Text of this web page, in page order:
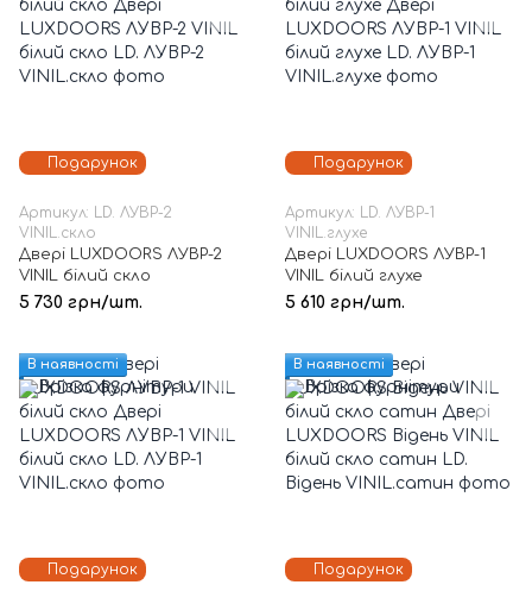
Подарунок
Артикул: LD. ЛУВР-2
VINIL.скло
Двері LUXDOORS ЛУВР-2
VINIL білий скло
5 730 грн/шт.
Подарунок
Артикул: LD. ЛУВР-1
VINIL.глухе
Двері LUXDOORS ЛУВР-1
VINIL білий глухе
5 610 грн/шт.
Подарунок
В наявності
Подарунок
В наявності